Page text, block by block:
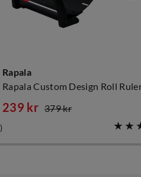
)
Rapala
239 kr 379 kr